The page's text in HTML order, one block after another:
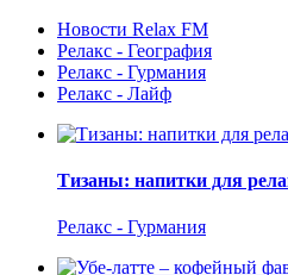
Новости Relax FM
Релакс - География
Релакс - Гурмания
Релакс - Лайф
Тизаны: напитки для
Релакс - Гурмания